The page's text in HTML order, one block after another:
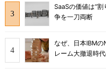
SaaSの価値は“
争を一刀両断
なぜ、日本IBM
レーム大撤退時